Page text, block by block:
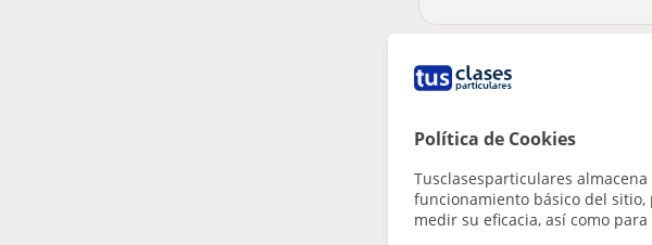
Política de Cookies
Tusclasesparticulares
funcionamiento básico del
medir su eficacia, así como